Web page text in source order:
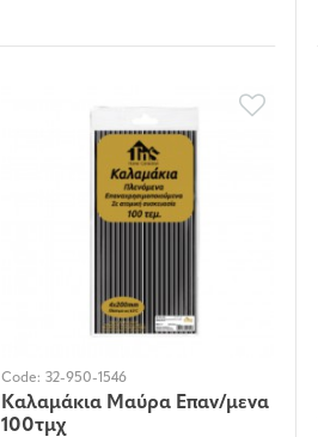
Code: 32-950-1546
Καλαμάκια Μαύρα Επαν/μενα
100τμχ